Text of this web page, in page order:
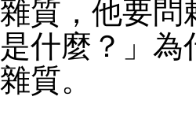
雜質，他要問
是什麼？」為
雜質。